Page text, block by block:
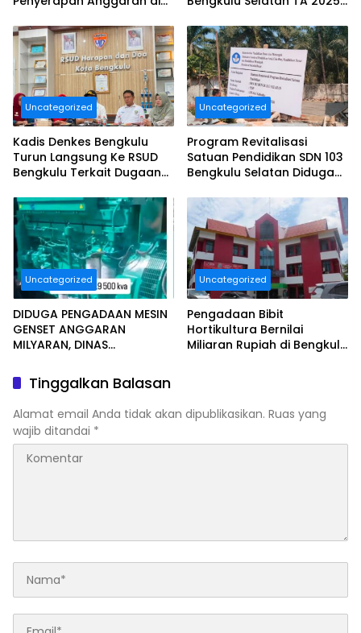
HOLTIKULTURA DAN
PERKEBUNAN PROVINSI
BENGKULU Tahun
Anggaran 2025 Resmi
Dilaporkan
Ajang Korupsi, Dan Segera
Dilaporkan.
Uncategorized
Kadis Denkes Bengkulu
Turun Langsung Ke RSUD
Bengkulu Terkait Dugaan
Maksimal..
Uncategorized
Program Revitalisasi
Satuan Pendidikan SDN 103
Bengkulu Selatan Diduga
Uncategorized
DIDUGA PENGADAAN MESIN
GENSET ANGGARAN
MILYARAN, DINAS
SELATAN MENDAPAT
SOROTAN MASYARAKAT
RELASI PUBLIK.
Uncategorized
Pengadaan Bibit
Hortikultura Bernilai
Miliaran Rupiah di Bengkulu
Tinggalkan Balasan
Alamat email Anda tidak akan dipublikasikan. Ruas yang
wajib ditandai *